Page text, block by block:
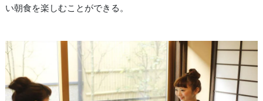
い朝食を楽しむことができる。